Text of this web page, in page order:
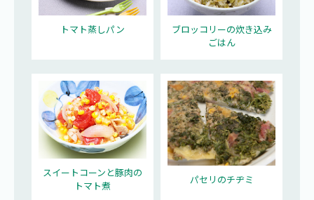
トマト蒸しパン
ブロッコリーの炊き込み
ごはん
スイートコーンと豚肉の
トマト煮
パセリのチヂミ